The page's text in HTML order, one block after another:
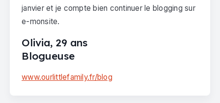
janvier et je compte bien continuer le blogging sur
e-monsite.
Olivia, 29 ans
Blogueuse
www.ourlittlefamily.fr/blog